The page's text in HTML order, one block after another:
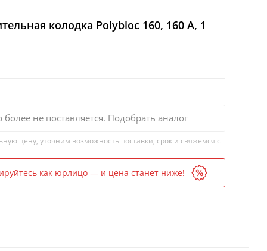
колодка Polybloc 160, 160 A, 1
более не поставляется. Подобрать аналог
цену, уточним возможность поставки, срок и свяжемся с
как юрлицо — и цена станет ниже!